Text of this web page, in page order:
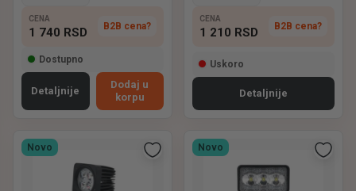
CENA
1 740 RSD B2B cena?
Dostupno
Detaljnije
Dodaj u
korpu
CENA
1 210 RSD B2B cena?
Uskoro
Detaljnije
Novo Novo